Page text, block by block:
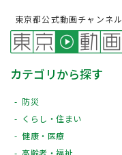
東京都公式動画チャンネル
カテゴリから探す
防災
くらし・住まい
健康・医療
高齢者・福祉